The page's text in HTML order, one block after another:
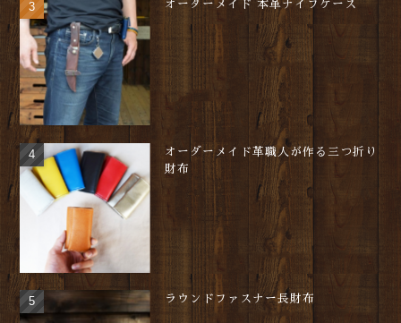
オーダーメイド 本革ナイフケース
オーダーメイド革職人が作る三つ折り
財布
ラウンドファスナー長財布